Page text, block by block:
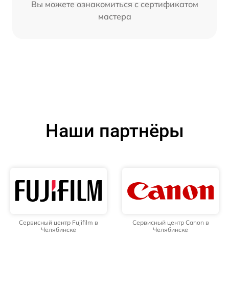
Вы можете ознакомиться с сертификатом
мастера
Наши партнёры
Сервисный центр Fujifilm в
Челябинске
Сервисный центр Canon в
Челябинске